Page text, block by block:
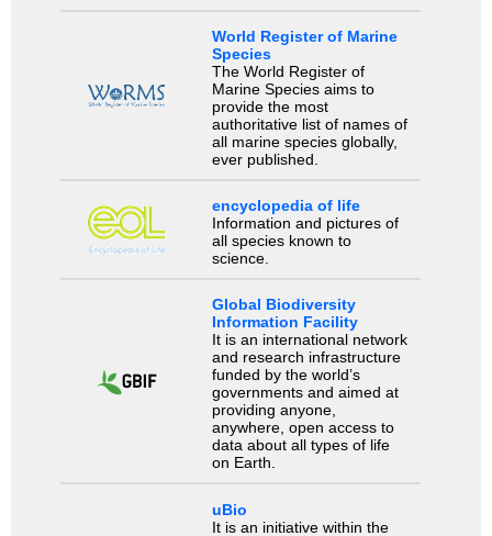
World Register of Marine
Species
The World Register of
Marine Species aims to
provide the most
authoritative list of names of
all marine species globally,
ever published.
encyclopedia of life
Information and pictures of
all species known to
science.
Global Biodiversity
Information Facility
It is an international network
and research infrastructure
funded by the world’s
governments and aimed at
providing anyone,
anywhere, open access to
data about all types of life
on Earth.
uBio
It is an initiative within the